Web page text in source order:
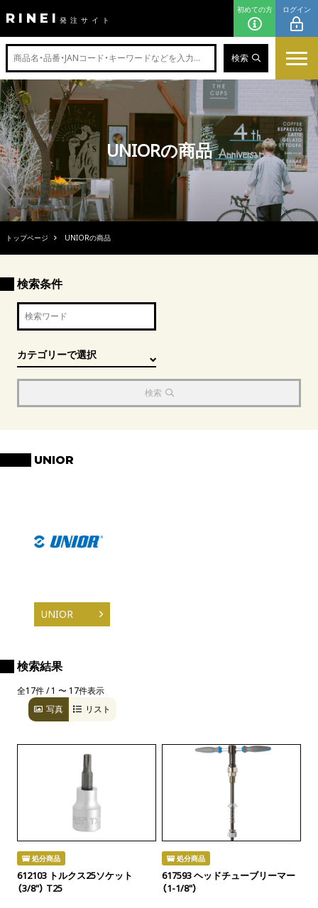
RINEI 発注サイト
初めての方 ログイン
検索
UNIORの商品
トップページ UNIORの商品
検索条件
検索
UNIOR
UNIOR
検索結果
全17件 / 1 〜 17件表示
写真
リスト
処分商品
612103 トルクス25ソケット
（3/8"） T25
処分商品
617593 ヘッドチューブリーマー
（1-1/8"）